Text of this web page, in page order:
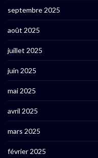
septembre 2025
août 2025
juillet 2025
juin 2025
mai 2025
avril 2025
mars 2025
février 2025